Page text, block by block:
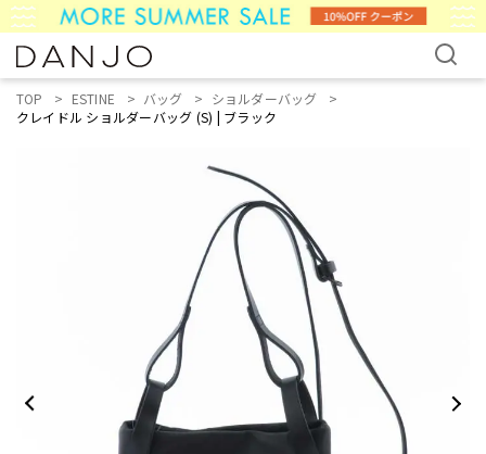
TOP ESTINE バッグ
ショルダーバッグ
クレイドル ショルダーバッグ (S) | ブラック